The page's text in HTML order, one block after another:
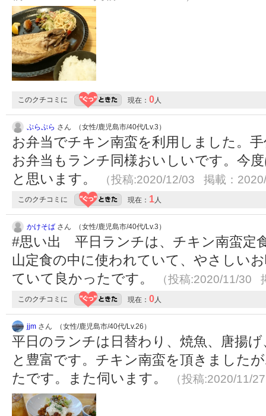
このクチコミに 現在： 0人
ぷらぷら さん （女性/鹿児島市/40代/Lv.3）
お弁当でチキン南蛮を利用しました。
お弁当もランチ同様おいしいです。今
と思います。
（投稿:2020/12/03 掲載：
このクチコミに 現在： 1人
かけそば さん （女性/鹿児島市/40代/Lv.3）
#思い出 平日ランチは、チキン南蛮定
山定食の中に使われていて、やさしい
ていて良かったです。
（投稿:2020/11/30
このクチコミに 現在： 0人
jjm さん （女性/鹿児島市/40代/Lv.26）
平日のランチは日替わり、焼魚、唐揚
と豊富です。チキン南蛮を頂きました
たです。また伺います。
（投稿:2020/11/